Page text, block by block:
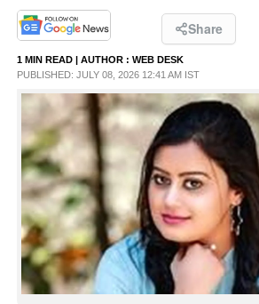
PHOTOS
LIFESTYLE
SPIRITUAL
INFO+
ART
ASTRO
Share
1 MIN READ | AUTHOR : WEB DESK
PUBLISHED: JULY 08, 2026 12:41 AM IST